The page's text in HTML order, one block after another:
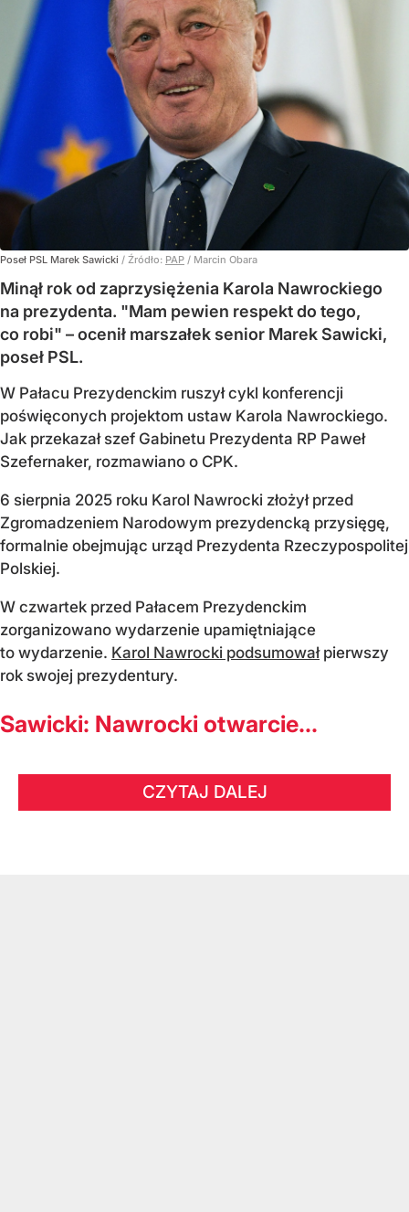
Poseł PSL Marek Sawicki / Źródło: PAP / Marcin Obara
Minął rok od zaprzysiężenia Karola Nawrockiego
na prezydenta. "Mam pewien respekt do tego,
co robi" – ocenił marszałek senior Marek Sawicki,
poseł PSL.
W Pałacu Prezydenckim ruszył cykl konferencji
poświęconych projektom ustaw Karola Nawrockiego.
Jak przekazał szef Gabinetu Prezydenta RP Paweł
Szefernaker, rozmawiano o CPK.
6 sierpnia 2025 roku Karol Nawrocki złożył przed
Zgromadzeniem Narodowym prezydencką przysięgę,
formalnie obejmując urząd Prezydenta Rzeczypospolitej
Polskiej.
W czwartek przed Pałacem Prezydenckim
zorganizowano wydarzenie upamiętniające
to wydarzenie. Karol Nawrocki podsumowałpierwszy
rok swojej prezydentury.
Sawicki: Nawrocki otwarcie...
CZYTAJ DALEJ